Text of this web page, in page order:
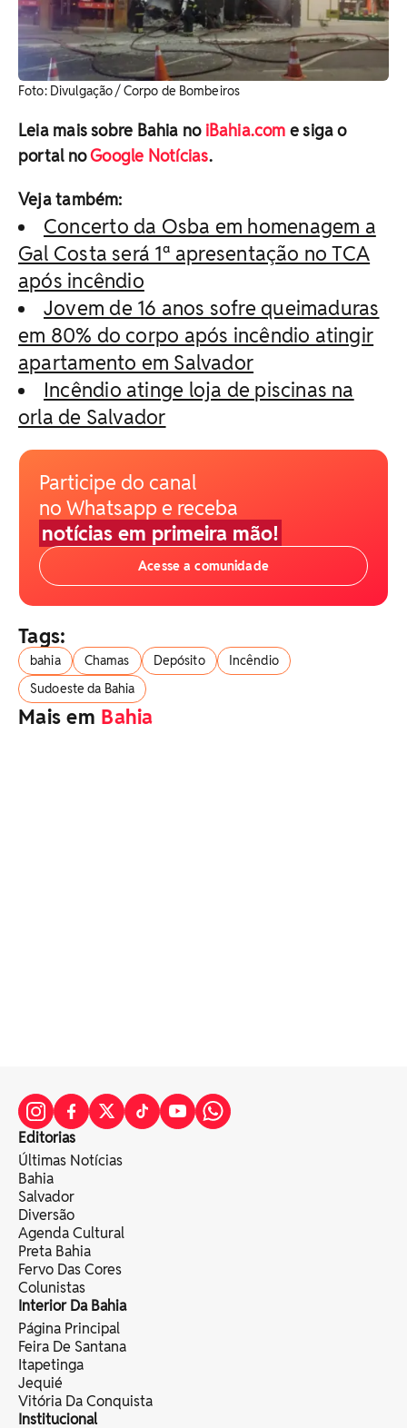
Foto: Divulgação / Corpo de Bombeiros
Leia mais sobre Bahia no iBahia.com e siga o
portal noGoogle Notícias.
Veja também:
Concerto da Osba em homenagem a
Gal Costa será 1ª apresentação no TCA
após incêndio
Jovem de 16 anos sofre queimaduras
em 80% do corpo após incêndio atingir
apartamento em Salvador
Incêndio atinge loja de piscinas na
orla de Salvador
Participe do canal
no Whatsapp e receba
notícias em primeira mão!
Acesse a comunidade
Tags:
bahia Chamas Depósito
Incêndio
Sudoeste da Bahia
Mais em Bahia
Editorias
Últimas Notícias
Bahia
Salvador
Diversão
Agenda Cultural
Preta Bahia
Fervo Das Cores
Colunistas
Interior Da Bahia
Página Principal
Feira De Santana
Itapetinga
Jequié
Vitória Da Conquista
Institucional